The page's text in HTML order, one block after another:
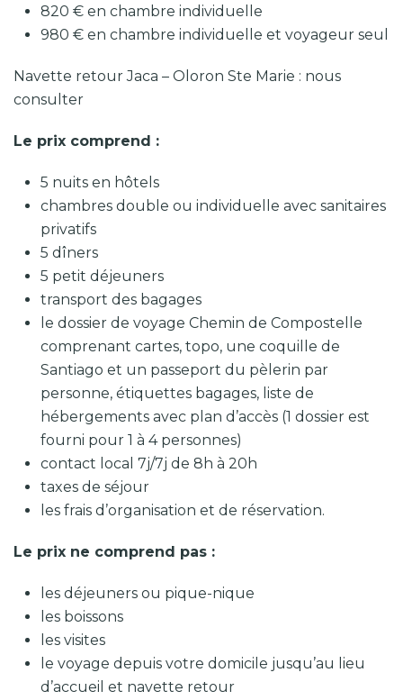
820 € en chambre individuelle
980 € en chambre individuelle et voyageur seul
Navette retour Jaca – Oloron Ste Marie : nous
consulter
Le prix comprend :
5 nuits en hôtels
chambres double ou individuelle avec sanitaires
privatifs
5 dîners
5 petit déjeuners
transport des bagages
le dossier de voyage Chemin de Compostelle
comprenant cartes, topo, une coquille de
Santiago et un passeport du pèlerin par
personne, étiquettes bagages, liste de
hébergements avec plan d’accès (1 dossier est
fourni pour 1 à 4 personnes)
contact local 7j/7j de 8h à 20h
taxes de séjour
les frais d’organisation et de réservation.
Le prix ne comprend pas :
les déjeuners ou pique-nique
les boissons
les visites
le voyage depuis votre domicile jusqu’au lieu
d’accueil et navette retour